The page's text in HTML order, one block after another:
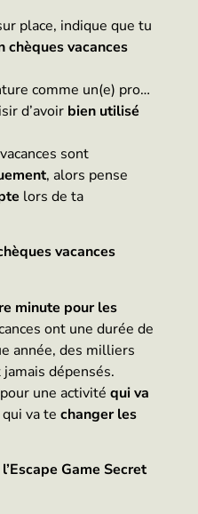
place, indique que tu
chèques vacances
comme un(e) pro…
d’avoir bien utilisé
sont
, alors pense
lors de ta
vacances
minute pour les
ont une durée de
année, des milliers
dépensés.
une activité qui va
va te changer les
Game Secret